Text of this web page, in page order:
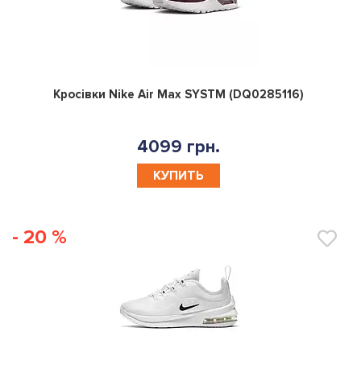
0
Кросівки Nike Air Max SYSTM (DQ0285116)
4099 грн.
КУПИТЬ
- 20 %